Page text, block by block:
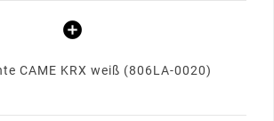
CAME KRX weiß (806LA-0020)